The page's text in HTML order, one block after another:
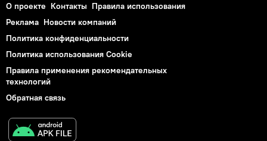
О проекте Контакты Правила использования
Реклама Новости компаний
Политика конфиденциальности
Политика использования Cookie
Правила применения рекомендательных
технологий
Обратная связь